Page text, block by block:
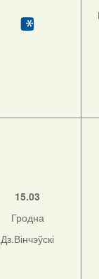
15.03
Гродна
Дз.Вінчэўскі